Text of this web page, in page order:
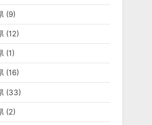
(9)
(12)
(1)
(16)
(33)
(2)